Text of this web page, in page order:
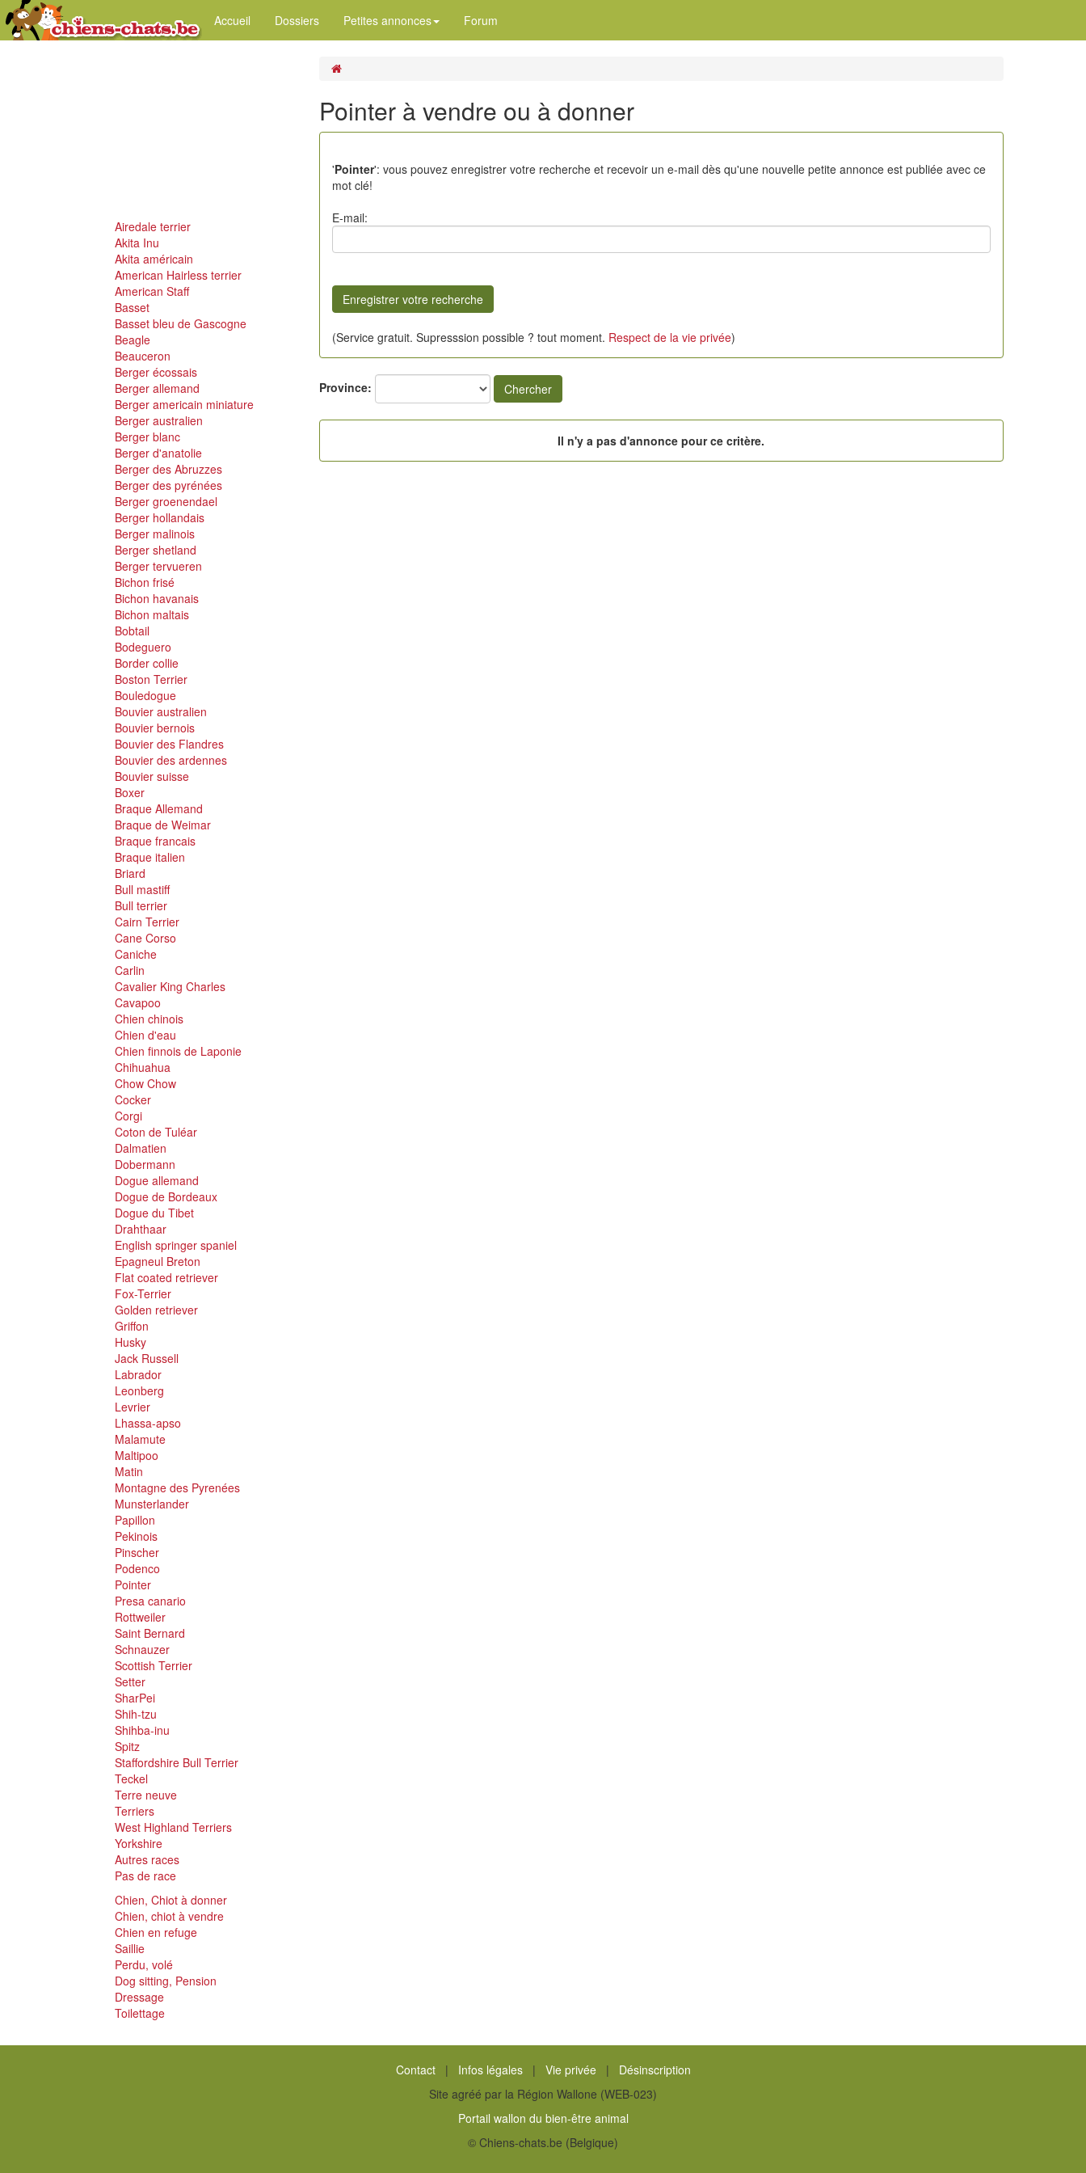
Accueil Dossiers Petites annonces Forum
Airedale terrier
Akita Inu
Akita américain
American Hairless terrier
American Staff
Basset
Basset bleu de Gascogne
Beagle
Beauceron
Berger écossais
Berger allemand
Berger americain miniature
Berger australien
Berger blanc
Berger d'anatolie
Berger des Abruzzes
Berger des pyrénées
Berger groenendael
Berger hollandais
Berger malinois
Berger shetland
Berger tervueren
Bichon frisé
Bichon havanais
Bichon maltais
Bobtail
Bodeguero
Border collie
Boston Terrier
Bouledogue
Bouvier australien
Bouvier bernois
Bouvier des Flandres
Bouvier des ardennes
Bouvier suisse
Boxer
Braque Allemand
Braque de Weimar
Braque francais
Braque italien
Briard
Bull mastiff
Bull terrier
Cairn Terrier
Cane Corso
Caniche
Carlin
Cavalier King Charles
Cavapoo
Chien chinois
Chien d'eau
Chien finnois de Laponie
Chihuahua
Chow Chow
Cocker
Corgi
Coton de Tuléar
Dalmatien
Dobermann
Dogue allemand
Dogue de Bordeaux
Dogue du Tibet
Drahthaar
English springer spaniel
Epagneul Breton
Flat coated retriever
Fox-Terrier
Golden retriever
Griffon
Husky
Jack Russell
Labrador
Leonberg
Levrier
Lhassa-apso
Malamute
Maltipoo
Matin
Montagne des Pyrenées
Munsterlander
Papillon
Pekinois
Pinscher
Podenco
Pointer
Presa canario
Rottweiler
Saint Bernard
Schnauzer
Scottish Terrier
Setter
SharPei
Shih-tzu
Shihba-inu
Spitz
Staffordshire Bull Terrier
Teckel
Terre neuve
Terriers
West Highland Terriers
Yorkshire
Autres races
Pas de race
Chien, Chiot à donner
Chien, chiot à vendre
Chien en refuge
Saillie
Perdu, volé
Dog sitting, Pension
Dressage
Toilettage
Pointer à vendre ou à donner
'Pointer': vous pouvez enregistrer votre recherche et recevoir un e-mail dès qu'une nouvelle petite annonce est publiée avec ce
mot clé!
E-mail:
(Service gratuit. Supresssion possible ? tout moment. Respect de la vie privée)
Province: Chercher
Il n'y a pas d'annonce pour ce critère.
Contact| Infos légales| Vie privée| Désinscription
Site agréé par la Région Wallone (WEB-023)
Portail wallon du bien-être animal
© Chiens-chats.be (Belgique)